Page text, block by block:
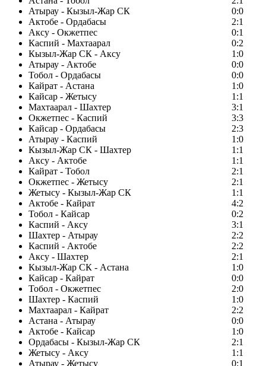
Атырау - Кызыл-Жар СК
0:0
Актобе - Ордабасы
2:1
Аксу - Окжетпес
0:1
Каспий - Махтаарал
0:2
Кызыл-Жар СК - Аксу
1:0
Атырау - Актобе
0:0
Тобол - Ордабасы
0:0
Кайрат - Астана
1:0
Кайсар - Жетысу
1:1
Махтаарал - Шахтер
3:1
Окжетпес - Каспий
3:3
Кайсар - Ордабасы
2:3
Атырау - Каспий
1:0
Кызыл-Жар СК - Шахтер
1:1
Аксу - Актобе
1:1
Кайрат - Тобол
2:1
Окжетпес - Жетысу
2:1
Жетысу - Кызыл-Жар СК
1:1
Актобе - Кайрат
4:2
Тобол - Кайсар
0:2
Каспий - Аксу
3:1
Шахтер - Атырау
2:2
Каспий - Актобе
2:2
Аксу - Шахтер
2:1
Кызыл-Жар СК - Астана
1:0
Кайсар - Кайрат
0:0
Тобол - Окжетпес
2:0
Шахтер - Каспий
1:0
Махтаарал - Кайрат
2:2
Астана - Атырау
0:0
Актобе - Кайсар
1:0
Ордабасы - Кызыл-Жар СК
2:1
Жетысу - Аксу
1:1
Атырау - Жетысу
0:1